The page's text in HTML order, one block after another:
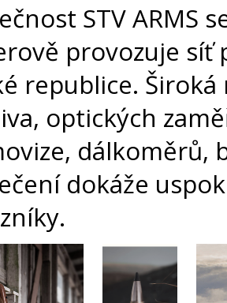
STV ARMS
provozuje
republice.
optických
dálkoměrů,
dokáže